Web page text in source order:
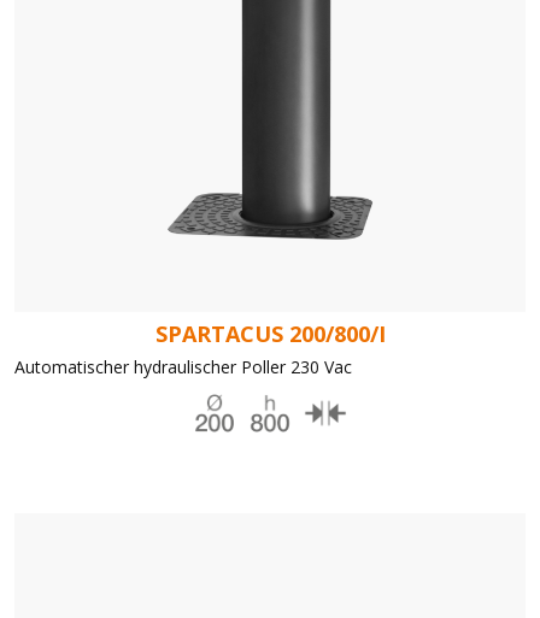
SPARTACUS 200/800/I
Automatischer hydraulischer Poller 230 Vac